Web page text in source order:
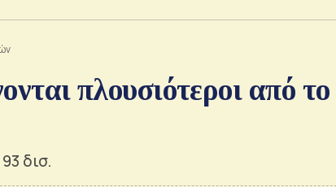
πλουσιότεροι από το
δισ.